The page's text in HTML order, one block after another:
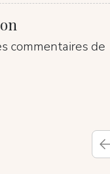
commentaires de